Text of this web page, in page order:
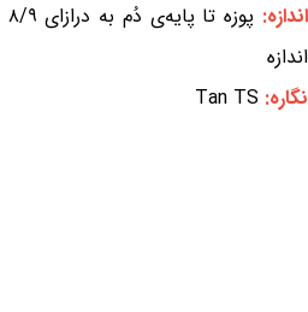
اندازه:
اندازه
نگاره: Tan TS